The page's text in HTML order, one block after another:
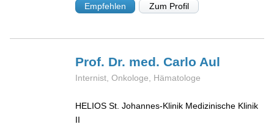
Empfehlen Zum Profil
Prof. Dr. med. Carlo Aul
Internist, Onkologe, Hämatologe
HELIOS St. Johannes-Klinik Medizinische Klinik
II